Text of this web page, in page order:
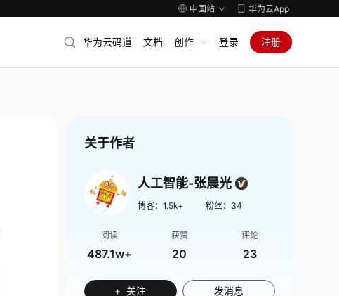
中国站 华为云App
华为云码道 文档 创作 登录 注册
关于作者
人工智能-张晨光
博客： 1.5k+ 粉丝： 34
阅读
487.1w+
获赞
20
评论
23
+ 关注 发消息